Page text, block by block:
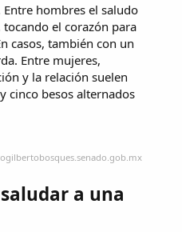
hombres el saludo
el corazón para
casos, también con un
Entre mujeres,
y la relación suelen
cinco besos alternados
a una